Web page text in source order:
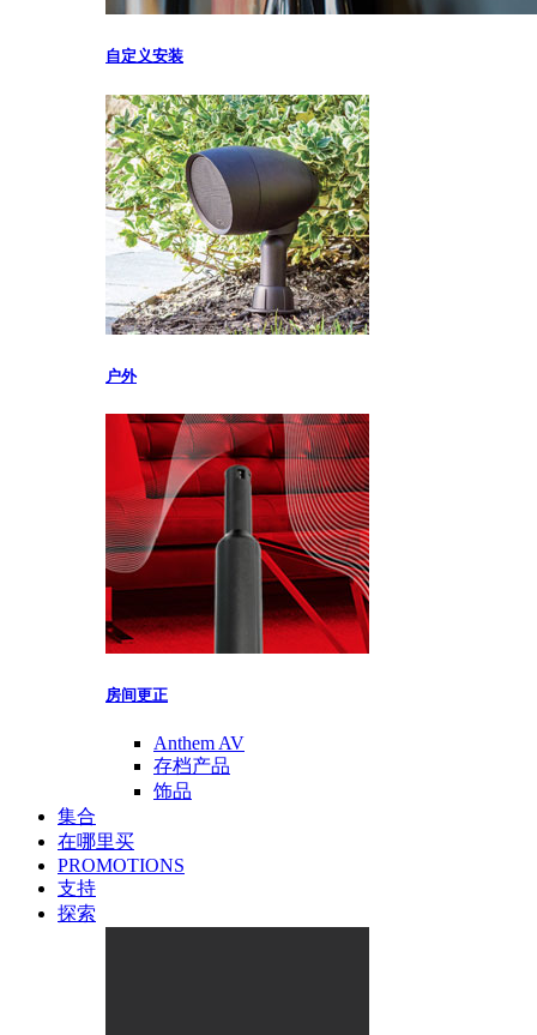
自定义安装
户外
房间更正
Anthem AV
存档产品
饰品
集合
在哪里买
PROMOTIONS
支持
探索